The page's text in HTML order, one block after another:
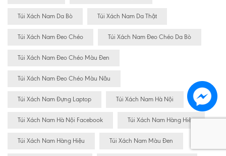
Túi Xách Nam Da Bò Túi Xách Nam Da Thật
Túi Xách Nam Đeo Chéo Túi Xách Nam Đeo Chéo Da Bò
Túi Xách Nam Đeo Chéo Màu Đen
Túi Xách Nam Đeo Chéo Màu Nâu
Túi Xách Nam Đựng Laptop Túi Xách Nam Hà Nội
Túi Xách Nam Hà Nội Facebook Túi Xách Nam Hàng Hiêu
Túi Xách Nam Hàng Hiệu Túi Xách Nam Màu Đen